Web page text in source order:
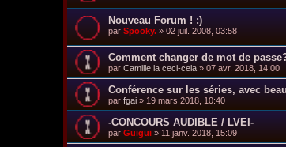
Nouveau Forum ! :)
par Spooky. » 02 juil. 2008, 03:58
Comment changer de mot de
par Camille la ceci-cela » 07 avr. 2018, 14:00
Conférence sur les séries, avec
par fgai » 19 mars 2018, 10:40
-CONCOURS AUDIBLE / LVEI-
par Guigui » 11 janv. 2018, 15:09